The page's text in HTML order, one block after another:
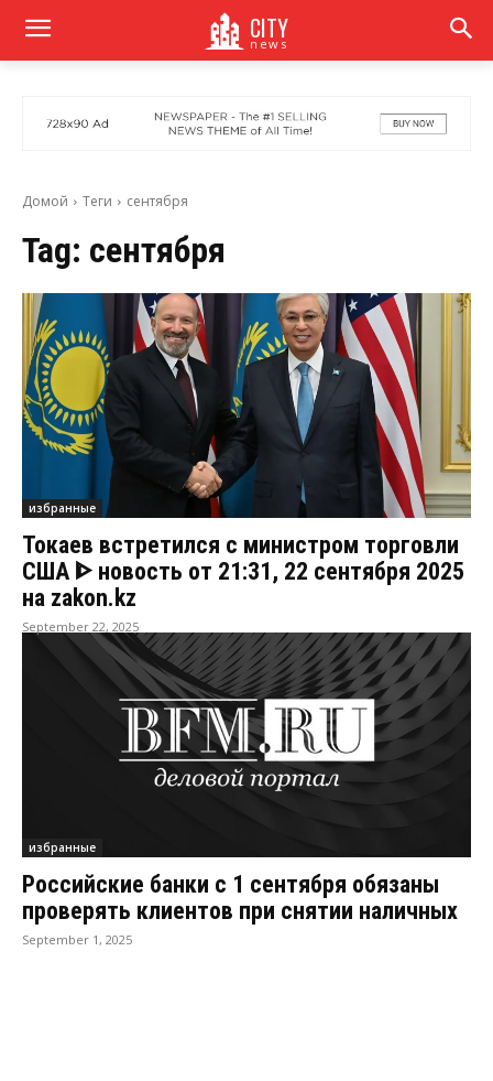
CITY
news
Домой Теги сентября
Tag: сентября
избранные
Токаев встретился с министром торговли
США ᐈ новость от 21:31, 22 сентября 2025
на zakon.kz
September 22, 2025
избранные
Российские банки с 1 сентября обязаны
проверять клиентов при снятии наличных
September 1, 2025